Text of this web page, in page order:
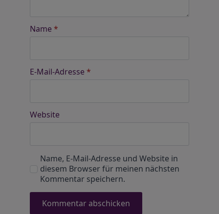
Name *
E-Mail-Adresse *
Website
Name, E-Mail-Adresse und Website in
diesem Browser für meinen nächsten
Kommentar speichern.